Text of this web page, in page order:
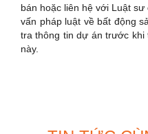
bán hoặc liên hệ với Luật
vấn pháp luật về bất động
tra thông tin dự án trước khi
này.